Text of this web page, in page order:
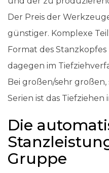
Der Preis der
günstiger. Komplexe
Format des
dagegen im
Bei großen/sehr
Serien ist das
Die
Gruppe